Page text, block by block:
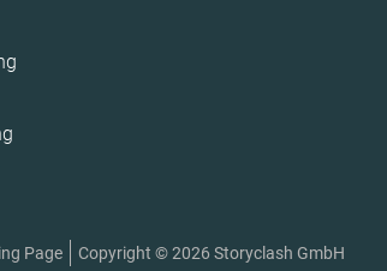
Page Copyright © 2026 Storyclash GmbH